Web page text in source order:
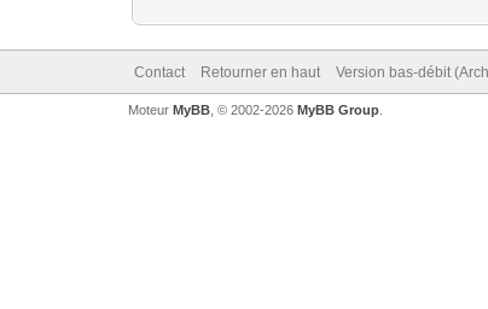
Contact Retourner en haut Version bas-débit
Moteur MyBB, © 2002-2026 MyBB Group.